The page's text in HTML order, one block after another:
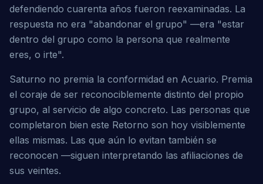
defendiendo cuarenta años fueron reexaminadas. La
respuesta no era "abandonar el grupo" —era "estar
dentro del grupo como la persona que realmente
eres, o irte".
Saturno no premia la conformidad en Acuario. Premia
el coraje de ser reconociblemente distinto del propio
grupo, al servicio de algo concreto. Las personas que
completaron bien este Retorno son hoy visiblemente
ellas mismas. Las que aún lo evitan también se
reconocen —siguen interpretando las afiliaciones de
sus veintes.